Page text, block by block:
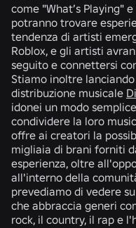
come "What’s Playing" e
potranno trovare
tendenza di artisti
Roblox, e gli artisti
seguito e connettersi
Stiamo inoltre
distribuzione musicale
idonei un modo
condividere la loro
offre ai creatori la
migliaia di brani forniti
esperienza, oltre
all'interno della
prevediamo di vedere
che abbraccia generi
rock, il country, il rap e